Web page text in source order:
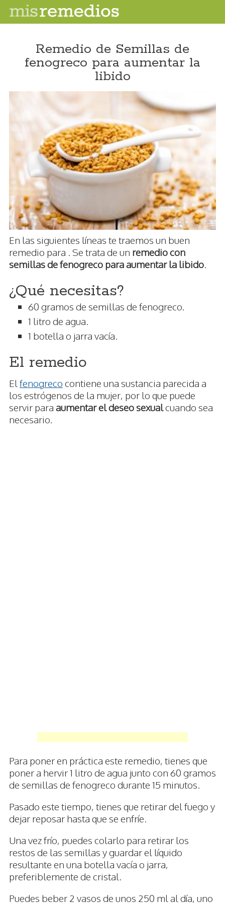
Remedio de Semillas de
fenogreco para aumentar la
libido
En las siguientes líneas te traemos un buen
remedio para . Se trata de un remedio con
semillas de fenogreco para aumentar la libido
¿Qué necesitas?
60 gramos de semillas de fenogreco.
1 litro de agua.
1 botella o jarra vacía.
El remedio
El fenogreco contiene una sustancia parecida a
los estrógenos de la mujer, por lo que puede
servir para aumentar el deseo sexual cuando sea
necesario.
Para poner en práctica este remedio, tienes que
poner a hervir 1 litro de agua junto con 60 gramos
de semillas de fenogreco durante 15 minutos.
Pasado este tiempo, tienes que retirar del fuego y
dejar reposar hasta que se enfríe.
Una vez frío, puedes colarlo para retirar los
restos de las semillas y guardar el líquido
resultante en una botella vacía o jarra,
preferiblemente de cristal.
Puedes beber 2 vasos de unos 250 ml al día, uno